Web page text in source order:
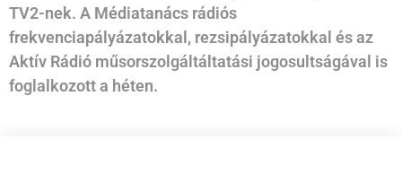
TV2-nek. A Médiatanács rádiós
frekvenciapályázatokkal, rezsipályázatokkal és az
Aktív Rádió műsorszolgáltáltatási jogosultságával is
foglalkozott a héten.